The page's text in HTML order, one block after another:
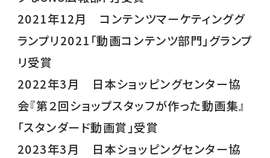
2021年12月 コンテンツマーケティンググ
ランプリ2021「動画コンテンツ部門」グランプ
リ受賞
2022年3月 日本ショッピングセンター協
会『第２回ショップスタッフが作った動画集』
「スタンダード動画賞」受賞
2023年3月 日本ショッピングセンター協